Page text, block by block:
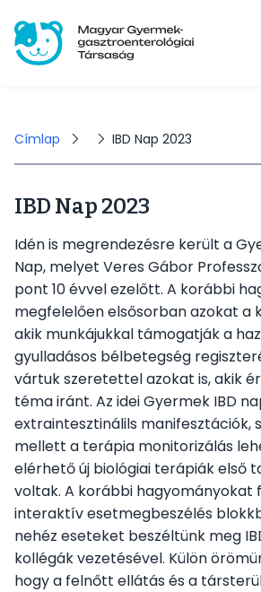
tartalomra
menu
navigation
A
Morzsa
Címlap IBD Nap 2023
IBD Nap 2023
Idén is megrendezésre került a
Nap, melyet Veres Gábor
pont 10 évvel ezelőtt. A korábbi
megfelelően elsősorban azokat a
akik munkájukkal támogatják a
gyulladásos bélbetegség
vártuk szeretettel azokat is, akik
téma iránt. Az idei Gyermek IBD
extraintesztinálils manifesztációk,
mellett a terápia monitorizálás
elérhető új biológiai terápiák első
voltak. A korábbi hagyományokat
interaktív esetmegbeszélés
nehéz eseteket beszéltünk meg
kollégák vezetésével. Külön
hogy a felnőtt ellátás és a